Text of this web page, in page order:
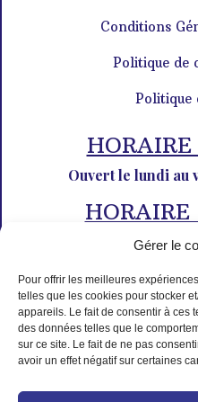
Gérer le
Pour offrir les meilleures
telles que les cookies pour stocker
appareils. Le fait de consentir à ces
des données telles que le
sur ce site. Le fait de ne pas
avoir un effet négatif sur certaines
Conditions
Politique de
Politique
Ouvert le lundi au
HORAIRE
Du lundi au dimanche de